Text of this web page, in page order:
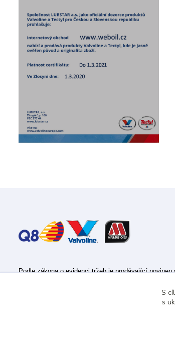
Podle zákona o evidenci tržeb je prodávající
Zároveň je povinen zaevidovat přijatou tržbu u
S
s